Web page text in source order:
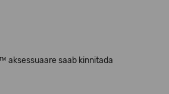
aksessuaare saab kinnitada